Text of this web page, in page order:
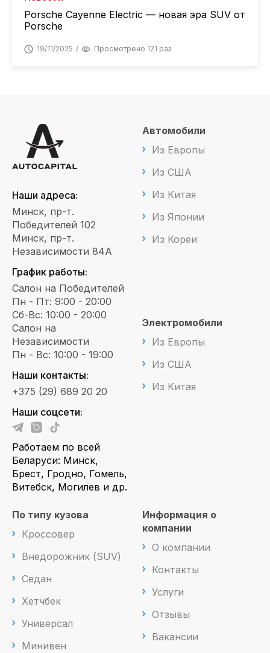
Porsche Cayenne Electric — новая эра SUV от
Porsche
19/11/2025 Просмотрено 121 раз
Наши адреса:
Минск, пр-т.
Победителей 102
Минск, пр-т.
Независимости 84А
График работы:
Салон на Победителей
Пн - Пт: 9:00 - 20:00
Сб-Вс: 10:00 - 20:00
Салон на
Независимости
Пн - Вс: 10:00 - 19:00
Наши контакты:
+375 (29) 689 20 20
Наши соцсети:
Работаем по всей
Беларуси: Минск,
Брест, Гродно, Гомель,
Витебск, Могилев и др.
Автомобили
Из Европы
Из США
Из Китая
Из Японии
Из Кореи
Электромобили
Из Европы
Из США
Из Китая
По типу кузова
Кроссовер
Внедорожник (SUV)
Седан
Хетчбек
Универсал
Минивен
Информация о
компании
О компании
Контакты
Услуги
Отзывы
Вакансии